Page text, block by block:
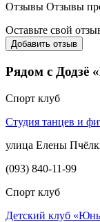
Отзывы Отзывы
Оставьте свой
Добавить отзыв
Рядом с Додзё
Спорт клуб
Студия танцев и
улица Елены
(093) 840-11-99
Спорт клуб
Детский клуб